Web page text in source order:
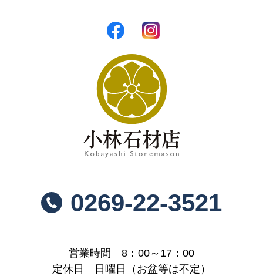
0269-22-3521
営業時間 8：00～17：00
定休日 日曜日（お盆等は不定）